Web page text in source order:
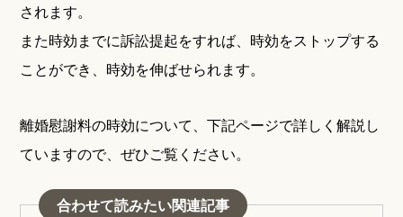
されます。
また時効までに訴訟提起をすれば、時効をストップする
ことができ、時効を伸ばせられます。
離婚慰謝料の時効について、下記ページで詳しく解説し
ていますので、ぜひご覧ください。
合わせて読みたい関連記事